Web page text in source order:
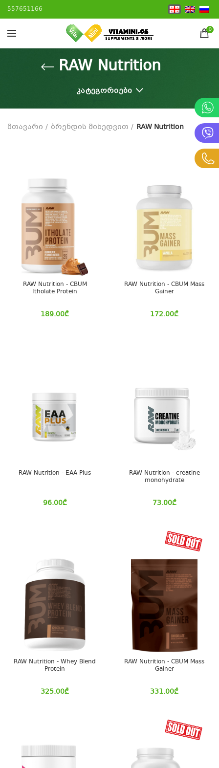
557651166
0
RAW Nutrition
ᲙᲐᲢᲔᲒᲝᲠᲘᲔᲑᲘ
მთავარი ბრენდის მიხედვით RAW Nutrition
RAW Nutrition - CBUM
Itholate Protein
189.00₾
RAW Nutrition - CBUM Mass
Gainer
172.00₾
RAW Nutrition - EAA Plus
96.00₾
RAW Nutrition - creatine
monohydrate
73.00₾
RAW Nutrition - Whey Blend
Protein
325.00₾
RAW Nutrition - CBUM Mass
Gainer
331.00₾